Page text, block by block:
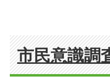
市民意識調